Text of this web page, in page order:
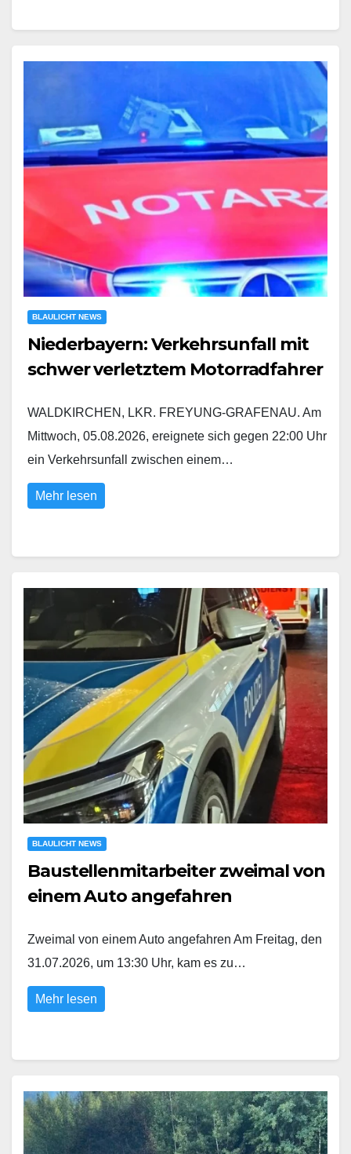
BLAULICHT NEWS
Niederbayern: Verkehrsunfall mit
schwer verletztem Motorradfahrer
WALDKIRCHEN, LKR. FREYUNG-GRAFENAU. Am
Mittwoch, 05.08.2026, ereignete sich gegen 22:00 Uhr
ein Verkehrsunfall zwischen einem…
Mehr lesen
BLAULICHT NEWS
Baustellenmitarbeiter zweimal von
einem Auto angefahren
Zweimal von einem Auto angefahren Am Freitag, den
31.07.2026, um 13:30 Uhr, kam es zu…
Mehr lesen